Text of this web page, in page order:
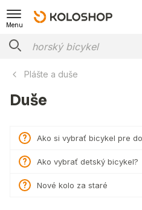
Menu
Plášte a duše
Duše
Ako si vybrať bicykel pre
Ako vybrať detský bicykel?
Nové kolo za staré